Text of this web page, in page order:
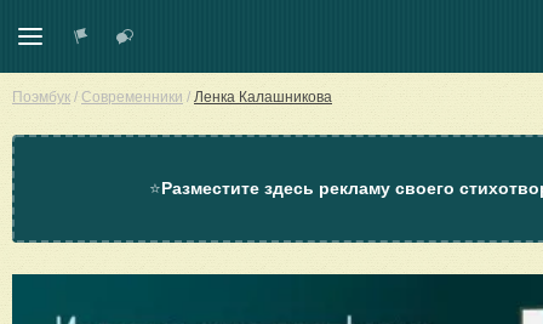
Поэмбук / Современники / Ленка Калашникова
⭐Разместите здесь рекламу своего